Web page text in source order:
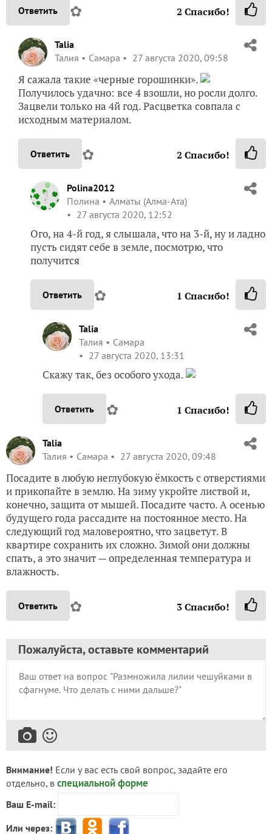
Ответить ✿ 2 Спасибо!
Talia
Талия
Самара 27 августа 2020, 09:58
Я сажала такие «черные горошинки».
Получилось удачно: все 4 взошли, но росли долго.
Зацвели только на 4й год. Расцветка совпала с
исходным материалом.
Ответить ✿ 2 Спасибо!
Polina2012
Полина
Алматы (Алма-Ата)
27 августа 2020, 12:52
Ого, на 4-й год, я слышала, что на 3-й, ну и ладно
пусть сидят себе в земле, посмотрю, что
получится
Ответить ✿ 1 Спасибо!
Talia
Талия
Самара
27 августа 2020, 13:31
Скажу так, без особого ухода.
Ответить ✿ 1 Спасибо!
Talia
Талия
Самара 27 августа 2020, 09:48
Посадите в любую неглубокую ёмкость с отверстиями
и прикопайте в землю. На зиму укройте листвой и,
конечно, защита от мышей. Посадите часто. А осенью
будущего года рассадите на постоянное место. На
следующий год маловероятно, что зацветут. В
квартире сохранить их сложно. Зимой они должны
спать, а это значит — определенная температура и
влажность.
Ответить ✿ 3Спасибо!
Пожалуйста, оставьте комментарий
Внимание! Если у вас есть свой вопрос, задайте его
отдельно, в специальной форме
Ваш E-mail:
Или через: